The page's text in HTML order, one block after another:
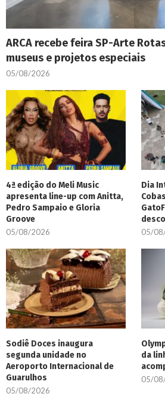
ARCA recebe feira SP-Arte
museus e projetos especiais
05/08/2026
4ª edição do Meli Music
apresenta line-up com Anitta,
Pedro Sampaio e Gloria
Groove
05/08/2026
Dia
05/
Sodiê Doces inaugura
segunda unidade no
Aeroporto Internacional de
Guarulhos
05/08/2026
da
05/